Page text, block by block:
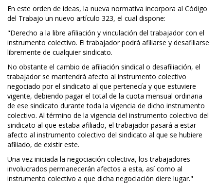
En este orden de ideas, la nueva normativa incorpora al Código
del Trabajo un nuevo artículo 323, el cual dispone:
"Derecho a la libre afiliación y vinculación del trabajador con el
instrumento colectivo. El trabajador podrá afiliarse y desafiliarse
libremente de cualquier sindicato.
No obstante el cambio de afiliación sindical o desafiliación, el
trabajador se mantendrá afecto al instrumento colectivo
negociado por el sindicato al que pertenecía y que estuviere
vigente, debiendo pagar el total de la cuota mensual ordinaria
de ese sindicato durante toda la vigencia de dicho instrumento
colectivo. Al término de la vigencia del instrumento colectivo del
sindicato al que estaba afiliado, el trabajador pasará a estar
afecto al instrumento colectivo del sindicato al que se hubiere
afiliado, de existir este.
Una vez iniciada la negociación colectiva, los trabajadores
involucrados permanecerán afectos a esta, así como al
instrumento colectivo a que dicha negociación diere lugar."